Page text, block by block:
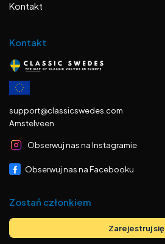
Kontakt
Kontakt
support@classicswedes.com
Amstelveen
Obserwuj nas na Instagramie
Obserwuj nas na Facebooku
Zostań członkiem
Zarejestruj się